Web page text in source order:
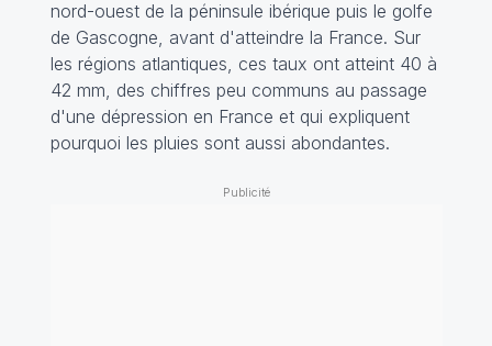
nord-ouest de la péninsule ibérique puis le golfe
de Gascogne, avant d'atteindre la France. Sur
les régions atlantiques, ces taux ont atteint 40 à
42 mm, des chiffres peu communs au passage
d'une dépression en France et qui expliquent
pourquoi les pluies sont aussi abondantes.